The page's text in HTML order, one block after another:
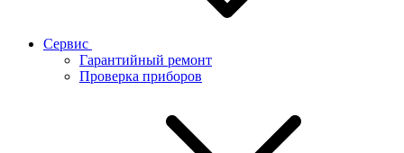
Сервис
Гарантийный ремонт
Проверка приборов